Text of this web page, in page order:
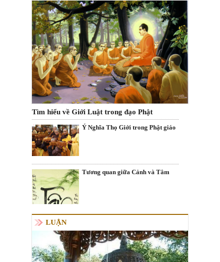
Tìm hiểu về Giới Luật trong đạo Phật
Ý Nghĩa Thọ Giới trong Phật giáo
Tương quan giữa Cảnh và Tâm
LUẬN